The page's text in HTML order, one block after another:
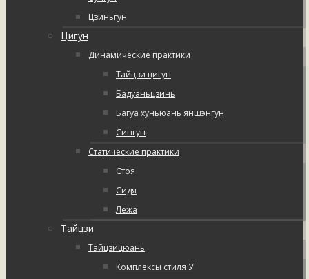
Цзиньгун
Цигун
Динамические практики
Тайцзи цигун
Бадуаньцзинь
Багуа хуньюань яншэнгун
Сингун
Статические практики
Стоя
Сидя
Лежа
Тайцзи
Тайцзицюань
Комплексы стиля У